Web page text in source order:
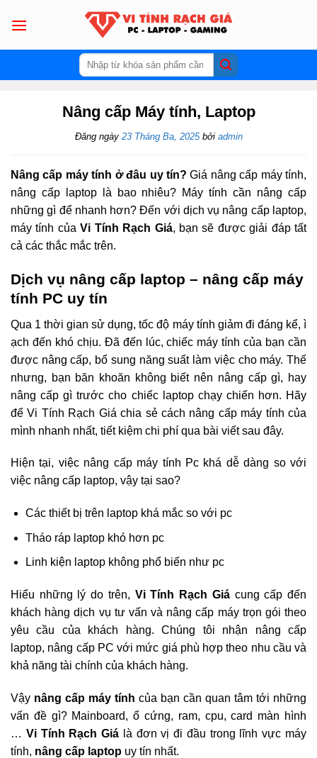
Tìm
kiếm:
Nâng cấp Máy tính, Laptop
Đăng ngày 23 Tháng Ba, 2025bởi admin
Nâng cấp máy tính ở đâu uy tín? Giá nâng cấp máy tính,
nâng cấp laptop là bao nhiêu? Máy tính cần nâng cấp
những gì để nhanh hơn? Đến với dịch vụ nâng cấp laptop,
máy tính củaVi Tính Rạch Giá, bạn sẽ được giải đáp tất
cả các thắc mắc trên.
Dịch vụ nâng cấp laptop – nâng cấp máy
tính PC uy tín
Qua 1 thời gian sử dụng, tốc độ máy tính giảm đi đáng kể, ì
ạch đến khó chịu. Đã đến lúc, chiếc máy tính của bạn cần
được nâng cấp, bổ sung năng suất làm việc cho máy. Thế
nhưng, bạn băn khoăn không biết nên nâng cấp gì, hay
nâng cấp gì trước cho chiếc laptop chạy chiến hơn. Hãy
để Vi Tính Rạch Giá chia sẻ cách nâng cấp máy tính của
mình nhanh nhất, tiết kiệm chi phí qua bài viết sau đây.
Hiện tại, việc nâng cấp máy tính Pc khá dễ dàng so với
việc nâng cấp laptop, vậy tại sao?
Các thiết bị trên laptop khá mắc so với pc
Tháo ráp laptop khó hơn pc
Linh kiện laptop không phổ biến như pc
Hiểu những lý do trên, Vi Tính Rạch Giácung cấp đến
khách hàng dịch vụ tư vấn và nâng cấp máy trọn gói theo
yêu cầu của khách hàng. Chúng tôi nhận nâng cấp
laptop, nâng cấp PC với mức giá phù hợp theo nhu cầu và
khả năng tài chính của khách hàng.
Vậy nâng cấp máy tính của bạn cần quan tâm tới những
vấn đề gì? Mainboard, ổ cứng, ram, cpu, card màn hình
… Vi Tính Rạch Giá là đơn vị đi đầu trong lĩnh vực máy
tính, nâng cấp laptop uy tín nhất.